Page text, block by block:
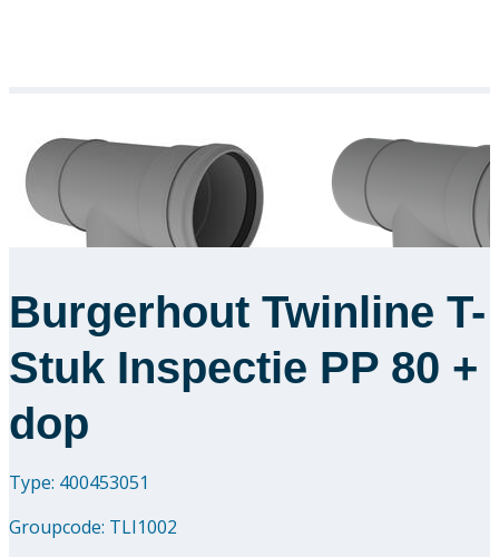
Burgerhout Twinline T-
Stuk Inspectie PP 80 +
dop
Type: 400453051
Groupcode: TLI1002